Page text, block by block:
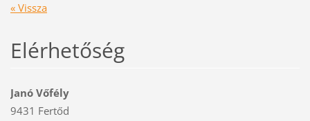
« Vissza
Elérhetőség
Janó Vőfély
9431 Fertőd